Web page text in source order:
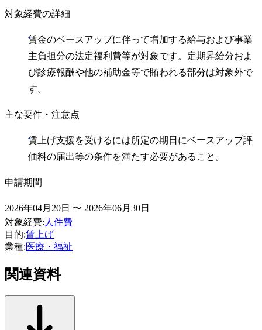
対象経費の詳細
賃金のベースアップに伴って増加する給与および事業
主負担分の法定福利費等が対象です。定期昇給分およ
び診療報酬や他の補助金等で賄われる部分は対象外で
す。
主な要件・注意点
賃上げ支援を受けるには所定の期日にベースアップ評
価料の届出等の条件を満たす必要があること。
申請期間
2026年04月20日 〜 2026年06月30日
対象経費: 人件費
目的:賃上げ
業種:医療・福祉
関連資料